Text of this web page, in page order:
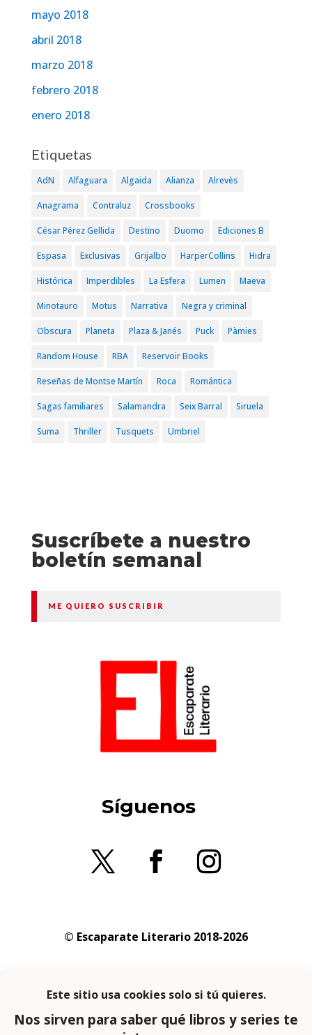
mayo 2018
abril 2018
marzo 2018
febrero 2018
enero 2018
Etiquetas
AdN Alfaguara Algaida Alianza Alrevès
Anagrama Contraluz Crossbooks
César Pérez Gellida Destino Duomo Ediciones B
Espasa Exclusivas Grijalbo HarperCollins Hidra
Histórica Imperdibles La Esfera Lumen Maeva
Minotauro Motus Narrativa Negra y criminal
Obscura Planeta Plaza & Janés Puck Pàmies
Random House RBA Reservoir Books
Reseñas de Montse Martín Roca Romántica
Sagas familiares Salamandra Seix Barral Siruela
Suma Thriller Tusquets Umbriel
Suscríbete a nuestro
boletín semanal
ME QUIERO SUSCRIBIR
Síguenos
© Escaparate Literario 2018-2026
privacidad